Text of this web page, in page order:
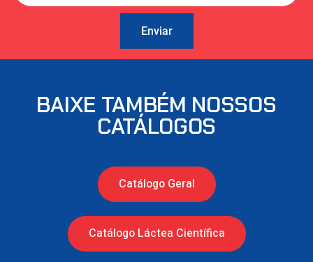
Enviar
BAIXE TAMBÉM NOSSOS
CATÁLOGOS
Catálogo Geral
Catálogo Láctea Científica